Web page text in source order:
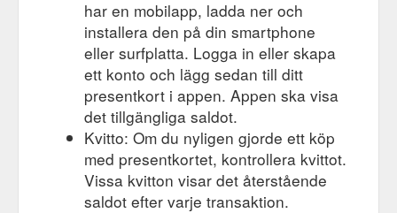
har en mobilapp, ladda ner och
installera den på din smartphone
eller surfplatta. Logga in eller skapa
ett konto och lägg sedan till ditt
presentkort i appen. Appen ska visa
det tillgängliga saldot.
Kvitto: Om du nyligen gjorde ett köp
med presentkortet, kontrollera kvittot.
Vissa kvitton visar det återstående
saldot efter varje transaktion.